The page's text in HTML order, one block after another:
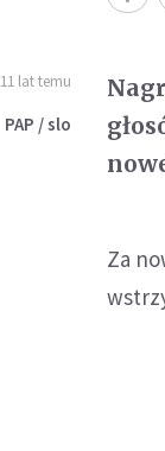
11 lat temu
PAP / slo
Za